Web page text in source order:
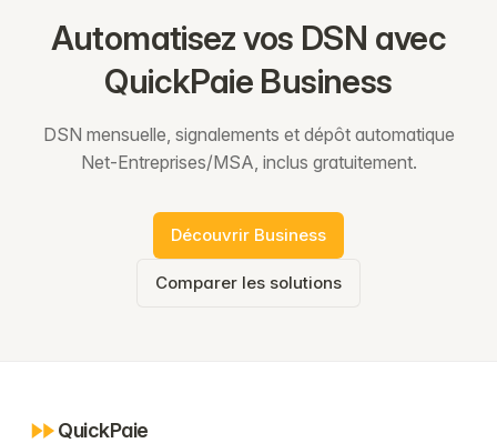
Automatisez vos DSN avec
QuickPaie Business
DSN mensuelle, signalements et dépôt automatique
Net-Entreprises/MSA, inclus gratuitement.
Découvrir Business
Comparer les solutions
QuickPaie